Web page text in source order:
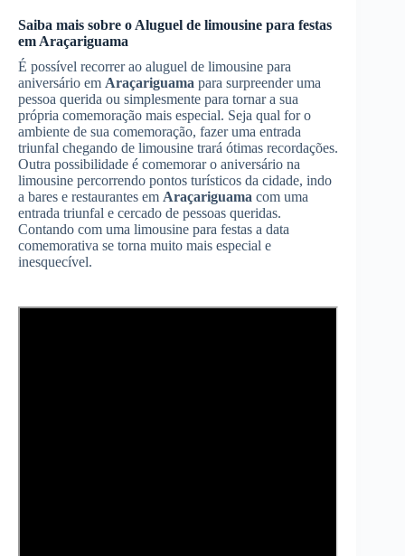
Saiba mais sobre o Aluguel de limousine para festas
em Araçariguama
É possível recorrer ao aluguel de limousine para
aniversário em Araçariguama para surpreender uma
pessoa querida ou simplesmente para tornar a sua
própria comemoração mais especial. Seja qual for o
ambiente de sua comemoração, fazer uma entrada
triunfal chegando de limousine trará ótimas recordações.
Outra possibilidade é comemorar o aniversário na
limousine percorrendo pontos turísticos da cidade, indo
a bares e restaurantes em Araçariguama com uma
entrada triunfal e cercado de pessoas queridas.
Contando com uma limousine para festas a data
comemorativa se torna muito mais especial e
inesquecível.